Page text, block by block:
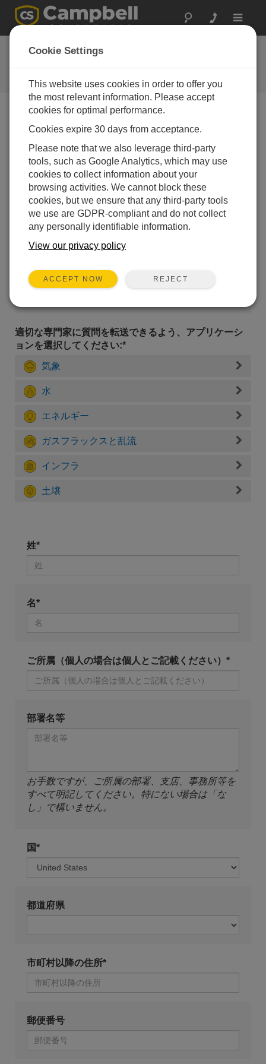
Toggle
お問い合わせ
通常1営業日以内に対応いたしま
す。
家がご連絡いたします。* = 必須項目です。
質問の種類を選択してください:
購入や見積について 技術的な質問
ここに質問を入力してください:*
適切な専門家に質問を転送できるよう、アプリケーシ
ョンを選択してください:*
気象
水
エネルギー
ガスフラックスと乱流
インフラ
土壌
姓*
名*
ご所属（個人の場合は個人とご記載ください）*
部署名等
お手数ですが、ご所属の部署、支店、事務所等を
すべて明記してください。特にない場合は「な
し」で構いません。
国*
都道府県
市町村以降の住所*
郵便番号
Cookie Settings
This website uses cookies in order to offer you
the most relevant information. Please accept
cookies for optimal performance.
Cookies expire 30 days from acceptance.
Please note that we also leverage third-party
tools, such as Google Analytics, which may use
cookies to collect information about your
browsing activities. We cannot block these
cookies, but we ensure that any third-party tools
we use are GDPR-compliant and do not collect
any personally identifiable information.
View our privacy policy
ACCEPT NOW REJECT